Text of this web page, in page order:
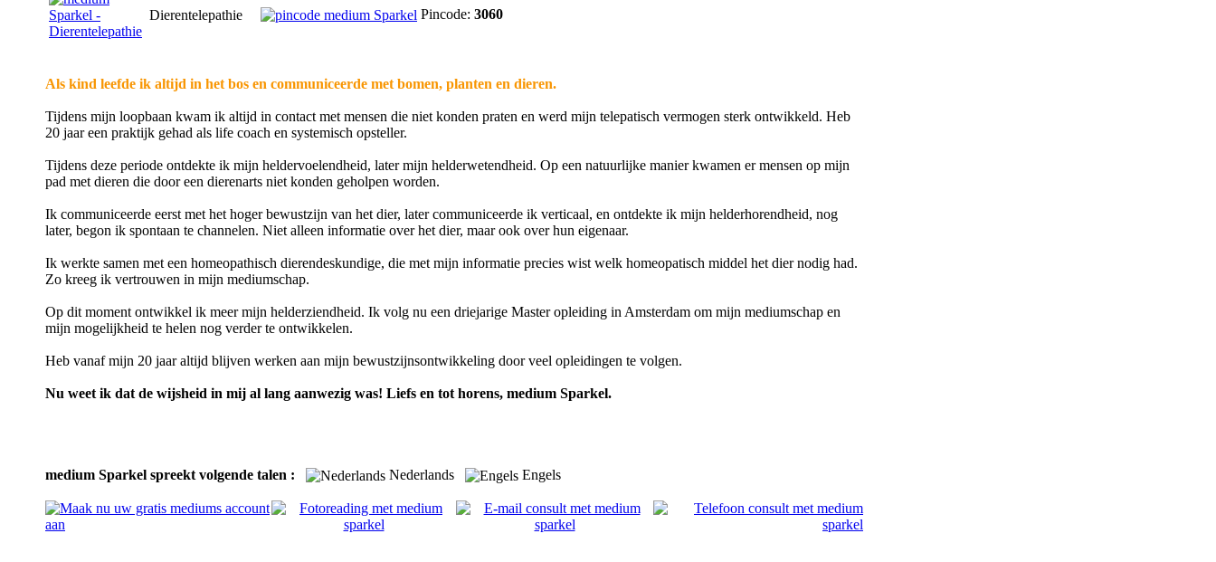
Dierentelepathie Pincode: 3060
Als kind leefde ik altijd in het bos en communiceerde met bomen, planten en dieren.
Tijdens mijn loopbaan kwam ik altijd in contact met mensen die niet konden praten en werd mijn telepatisch vermogen sterk ontwikkeld. Heb
20 jaar een praktijk gehad als life coach en systemisch opsteller.
Tijdens deze periode ontdekte ik mijn heldervoelendheid, later mijn helderwetendheid. Op een natuurlijke manier kwamen er mensen op mijn
pad met dieren die door een dierenarts niet konden geholpen worden.
Ik communiceerde eerst met het hoger bewustzijn van het dier, later communiceerde ik verticaal, en ontdekte ik mijn helderhorendheid, nog
later, begon ik spontaan te channelen. Niet alleen informatie over het dier, maar ook over hun eigenaar.
Ik werkte samen met een homeopathisch dierendeskundige, die met mijn informatie precies wist welk homeopatisch middel het dier nodig had.
Zo kreeg ik vertrouwen in mijn mediumschap.
Op dit moment ontwikkel ik meer mijn helderziendheid. Ik volg nu een driejarige Master opleiding in Amsterdam om mijn mediumschap en
mijn mogelijkheid te helen nog verder te ontwikkelen.
Heb vanaf mijn 20 jaar altijd blijven werken aan mijn bewustzijnsontwikkeling door veel opleidingen te volgen.
Nu weet ik dat de wijsheid in mij al lang aanwezig was! Liefs en tot horens, medium Sparkel.
medium Sparkel spreekt volgende talen : Nederlands Engels